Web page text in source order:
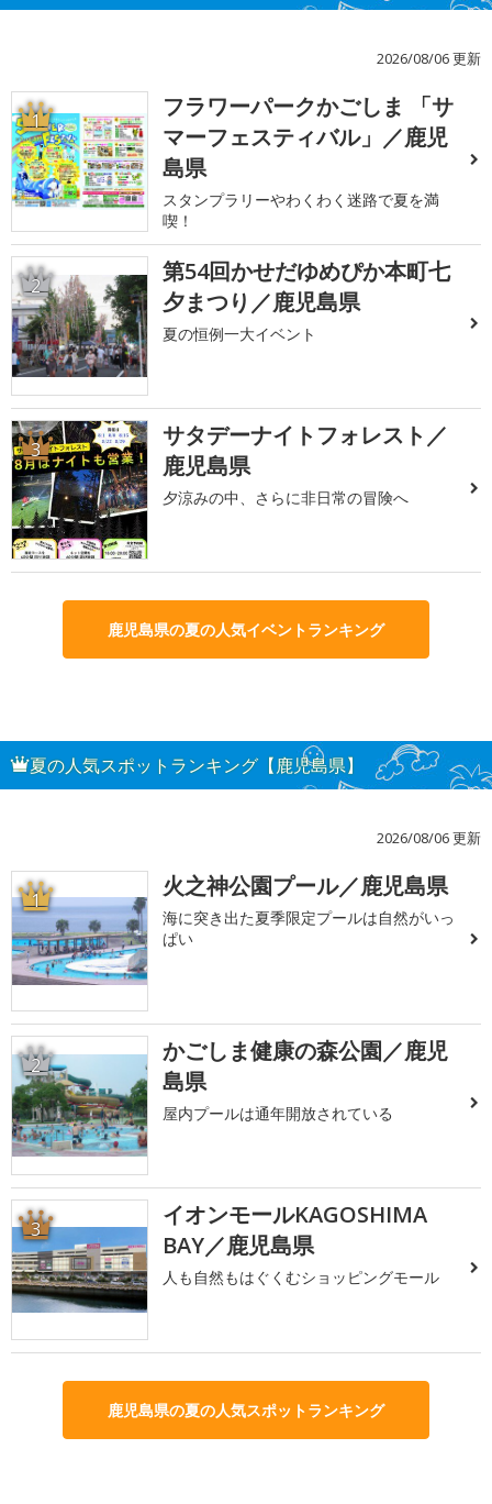
2026/08/06 更新
1
フラワーパークかごしま 「サ
マーフェスティバル」／鹿児
島県
スタンプラリーやわくわく迷路で夏を満
喫！
2
第54回かせだゆめぴか本町七
夕まつり／鹿児島県
夏の恒例一大イベント
3
サタデーナイトフォレスト／
鹿児島県
夕涼みの中、さらに非日常の冒険へ
鹿児島県の夏の人気イベントランキング
夏の人気スポットランキング【鹿児島県】
2026/08/06 更新
1 火之神公園プール／鹿児島県
海に突き出た夏季限定プールは自然がいっ
ぱい
2
かごしま健康の森公園／鹿児
島県
屋内プールは通年開放されている
3
イオンモールKAGOSHIMA
BAY／鹿児島県
人も自然もはぐくむショッピングモール
鹿児島県の夏の人気スポットランキング